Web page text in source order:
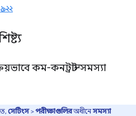
কম-কনট্রাস্ট সমস্যা
সেটিংস>পরীক্ষাগুলিরঅধীনেসমস্যা